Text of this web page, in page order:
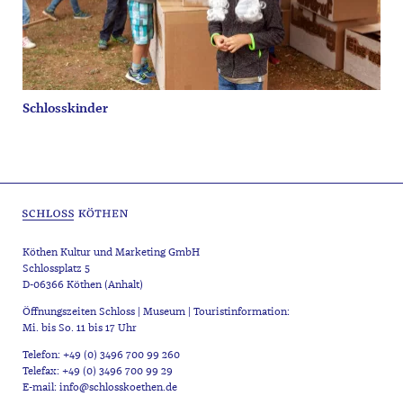
Schlosskinder
Köthen Kultur und Marketing GmbH
Schlossplatz 5
D-06366 Köthen (Anhalt)
Öffnungszeiten Schloss | Museum | Touristinformation:
Mi. bis So. 11 bis 17 Uhr
Telefon: +49 (0) 3496 700 99 260
Telefax: +49 (0) 3496 700 99 29
E-mail: info@schlosskoethen.de